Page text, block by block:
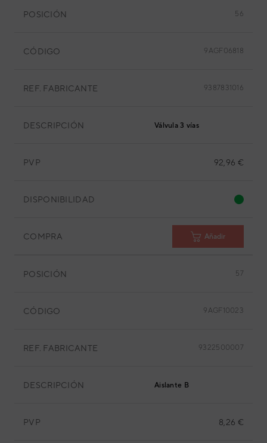
POSICIÓN 56
CÓDIGO 9AGF06818
REF. FABRICANTE 9387831016
DESCRIPCIÓN Válvula 3 vías
PVP 92,96 €
DISPONIBILIDAD
COMPRA Añadir
POSICIÓN 57
CÓDIGO 9AGF10023
REF. FABRICANTE 9322500007
DESCRIPCIÓN Aislante B
PVP 8,26 €